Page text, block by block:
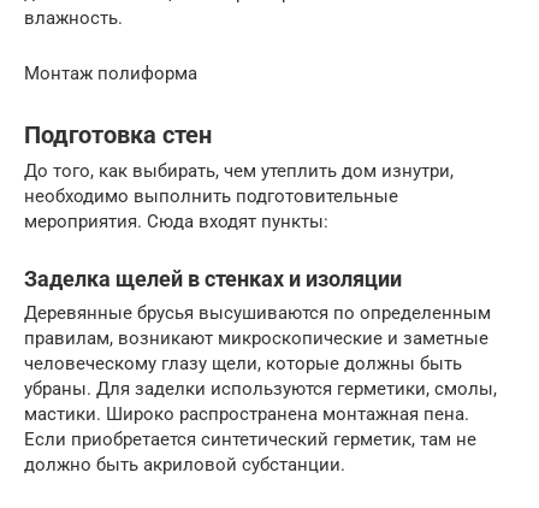
влажность.
Монтаж полиформа
Подготовка стен
До того, как выбирать, чем утеплить дом изнутри,
необходимо выполнить подготовительные
мероприятия. Сюда входят пункты:
Заделка щелей в стенках и изоляции
Деревянные брусья высушиваются по определенным
правилам, возникают микроскопические и заметные
человеческому глазу щели, которые должны быть
убраны. Для заделки используются герметики, смолы,
мастики. Широко распространена монтажная пена.
Если приобретается синтетический герметик, там не
должно быть акриловой субстанции.